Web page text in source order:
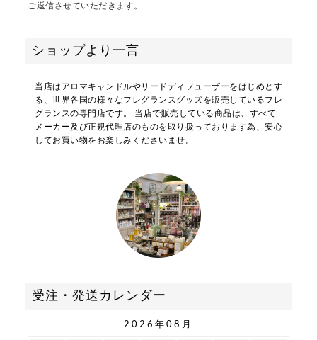
ご返信させていただきます。
ショップより一言
当店はアロマキャンドルやリードディフューザーをはじめとす
る、世界各国の様々なフレグランスグッズを販売しているフレ
グランスの専門店です。 当店で販売している商品は、すべて
メーカー及び正規代理店のものを取り扱っております為、安心
してお買い物をお楽しみくださいませ。
受注・発送カレンダー
2026年08月